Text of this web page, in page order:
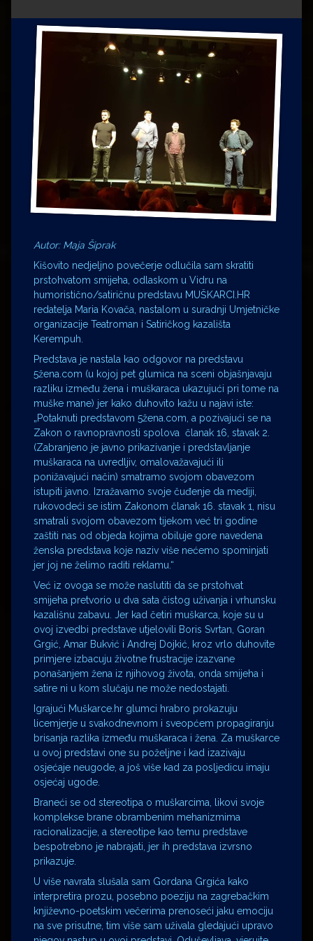
Drugi autori
Drugi autori
Matea Andrić
Ljiljana Lekanić-Kljaić
Željko Krznarić
Mario Lovreković
Miroslav Šantek
Autor: Maja Šiprak
Kišovito nedjeljno povečerje odlučila sam skratiti
prstohvatom smijeha, odlaskom u Vidru na
humoristično/satiričnu predstavu MUŠKARCI.HR
redatelja Maria Kovača, nastalom u suradnji Umjetničke
organizacije Teatroman i Satiričkog kazališta
Kerempuh.
Predstava je nastala kao odgovor na predstavu
5žena.com (u kojoj pet glumica na sceni objašnjavaju
razliku između žena i muškaraca ukazujući pri tome na
muške mane) jer kako duhovito kažu u najavi iste:
„Potaknuti predstavom 5žena.com, a pozivajući se na
Zakon o ravnopravnosti spolova članak 16, stavak 2.
(Zabranjeno je javno prikazivanje i predstavljanje
muškaraca na uvredljiv, omalovažavajući ili
ponižavajući način) smatramo svojom obavezom
istupiti javno. Izražavamo svoje čuđenje da mediji,
rukovodeći se istim Zakonom članak 16. stavak 1, nisu
smatrali svojom obavezom tijekom već tri godine
zaštiti nas od objeda kojima obiluje gore navedena
ženska predstava koje naziv više nećemo spominjati
jer joj ne želimo raditi reklamu.“
Već iz ovoga se može naslutiti da se prstohvat
smijeha pretvorio u dva sata čistog uživanja i vrhunsku
kazališnu zabavu. Jer kad četiri muškarca, koje su u
ovoj izvedbi predstave utjelovili Boris Svrtan, Goran
Grgić, Amar Bukvić i Andrej Dojkić, kroz vrlo duhovite
primjere izbacuju životne frustracije izazvane
ponašanjem žena iz njihovog života, onda smijeha i
satire ni u kom slučaju ne može nedostajati.
Igrajući Muškarce.hr glumci hrabro prokazuju
licemjerje u svakodnevnom i sveopćem propagiranju
brisanja razlika između muškaraca i žena. Za muškarce
u ovoj predstavi one su poželjne i kad izazivaju
osjećaje neugode, a još više kad za posljedicu imaju
osjećaj ugode.
Braneći se od stereotipa o muškarcima, likovi svoje
komplekse brane obrambenim mehanizmima
racionalizacije, a stereotipe kao temu predstave
bespotrebno je nabrajati, jer ih predstava izvrsno
prikazuje.
U više navrata slušala sam Gordana Grgića kako
interpretira prozu, posebno poeziju na zagrebačkim
književno-poetskim večerima prenoseći jaku emociju
na sve prisutne, tim više sam uživala gledajući upravo